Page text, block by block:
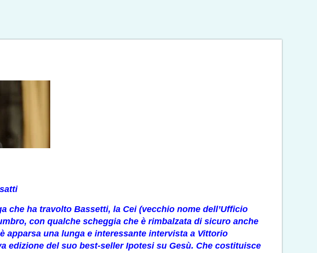
che ha travolto Bassetti, la Cei (vecchio nome dell’Ufficio
con qualche scheggia che è rimbalzata di sicuro anche
una lunga e interessante intervista a Vittorio
edizione del suo best-seller Ipotesi su Gesù. Che costituisce